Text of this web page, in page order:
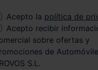
Acepto la política de
Acepto recibir
sobre ofertas y
de
S.L.